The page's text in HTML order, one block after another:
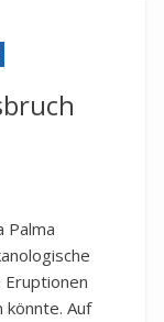
Palma
Auf